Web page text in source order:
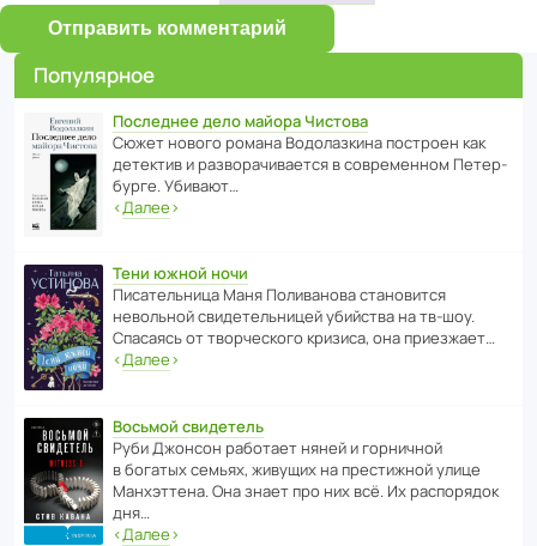
Отправить комментарий
Популярное
Последнее дело майора Чистова
Сюжет нового романа Водо­ла­з­кина пост­роен как
дете­ктив и разво­ра­чи­ва­ется в совре­менном Пете­р­
бурге. Убивают…
‹Далее›
Тени южной ночи
Писа­тель­ница Маня Поли­ва­нова стано­вится
невольной свиде­тель­ницей убийства на тв-шоу.
Спасаясь от твор­че­с­кого кризиса, она приезжает…
‹Далее›
Восьмой свидетель
Руби Джонсон рабо­тает няней и горни­чной
в богатых семьях, живущих на прес­ти­жной улице
Манх­эт­тена. Она знает про них всё. Их распо­рядок
дня…
‹Далее›